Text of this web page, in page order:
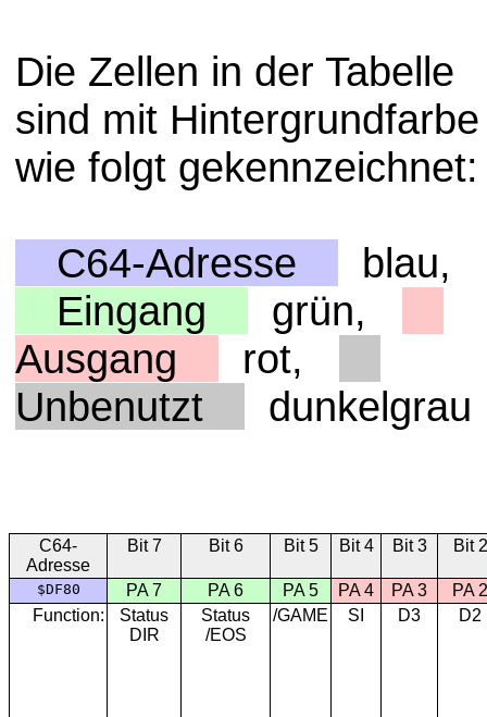
Die Zellen in der Tabelle
sind mit Hintergrundfarbe
wie folgt gekennzeichnet:
C64-Adresse
blau,
Eingang
grün,
Ausgang
rot,
Unbenutzt
dunkelgrau
C64-
Adresse
Bit 7 Bit 6 Bit 5 Bit 4 Bit 3 Bit 2
$DF80 PA 7 PA 6 PA 5 PA 4 PA 3
PA 2
Function:
Status
DIR
Status
/EOS
/GAME SI D3 D2